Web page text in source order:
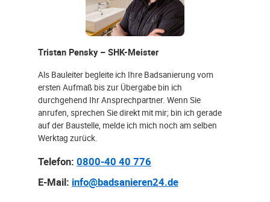
Tristan Pensky – SHK-Meister
Als Bauleiter begleite ich Ihre Badsanierung vom
ersten Aufmaß bis zur Übergabe bin ich
durchgehend Ihr Ansprechpartner. Wenn Sie
anrufen, sprechen Sie direkt mit mir; bin ich gerade
auf der Baustelle, melde ich mich noch am selben
Werktag zurück.
Telefon: 0800-40 40 776
E-Mail: info@badsanieren24.de